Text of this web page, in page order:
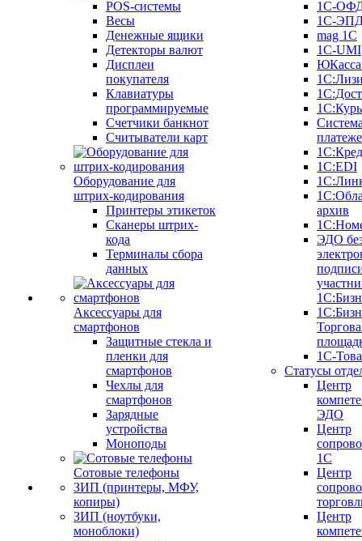
POS-системы
Весы
Денежные ящики
Детекторы валют
Дисплеи
покупателя
Клавиатуры
программируемые
Счетчики банкнот
Считыватели карт
Оборудование для
штрих-кодирования
Принтеры этикеток
Сканеры штрих-
кода
Терминалы сбора
данных
Аксессуары для
смартфонов
Защитные стекла и
пленки для
смартфонов
Чехлы для
смартфонов
Зарядные
устройства
Моноподы
Сотовые телефоны
ЗИП (принтеры, МФУ,
копиры)
ЗИП (ноутбуки,
моноблоки)
1С-
1С-
mag 1C
1C-UMI
1С:EDI
архив
ЭДО
1С-
Статусы
Центр
ЭДО
Центр
1С
Центр
Центр